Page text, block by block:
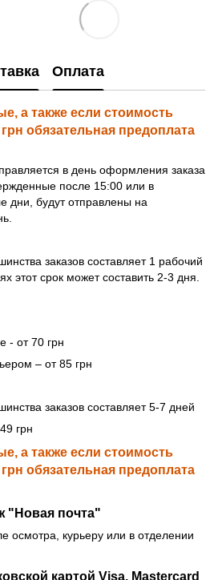
Оплата
а также если стоимость
обязательная предоплата
в день оформления заказа
после 15:00 или в
дни, будут отправлены на
заказов составляет 1 рабочий
этот срок может составить 2-3 дня.
- от 70 грн
– от 85 грн
заказов составляет 5-7 дней
грн
а также если стоимость
обязательная предоплата
"Новая почта"
осмотра, курьеру или в отделении
картой Visa, Mastercard